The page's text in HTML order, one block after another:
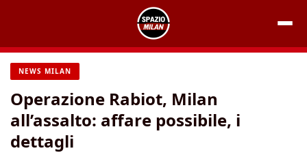
contenuto
NEWS MILAN
Operazione Rabiot, Milan
all’assalto: affare possibile, i
dettagli